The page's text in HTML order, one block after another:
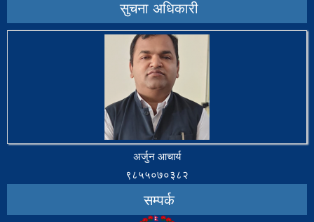
सुचना अधिकारी
अर्जुन आचार्य
९८५५०७०३८२
सम्पर्क